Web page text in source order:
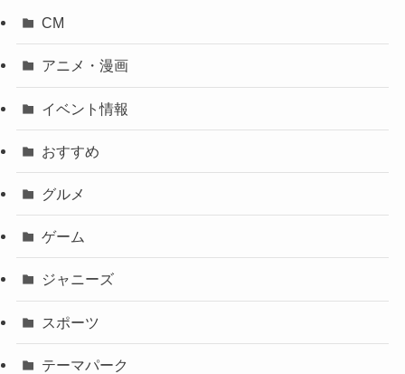
CM
アニメ・漫画
イベント情報
おすすめ
グルメ
ゲーム
ジャニーズ
スポーツ
テーマパーク